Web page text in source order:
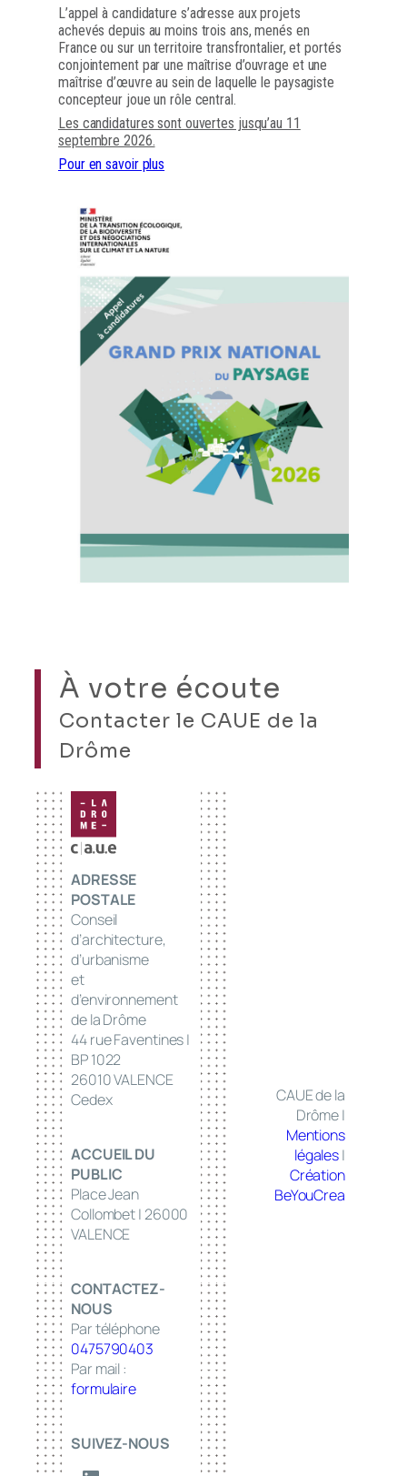
L’appel à candidature s’adresse aux projets
achevés depuis au moins trois ans, menés en
France ou sur un territoire transfrontalier, et portés
conjointement par une maîtrise d’ouvrage et une
maîtrise d’œuvre au sein de laquelle le paysagiste
concepteur joue un rôle central.
Les candidatures sont ouvertes jusqu’au 11
septembre 2026.
Pour en savoir plus
À votre écoute
Contacter le CAUE de la
Drôme
ADRESSE
POSTALE
Conseil
d’architecture,
d’urbanisme
et
d’environnement
de la Drôme
44 rue Faventines |
BP 1022
26010 VALENCE
Cedex
ACCUEIL DU
PUBLIC
Place Jean
Collombet | 26000
VALENCE
CONTACTEZ-
NOUS
Par téléphone
0475790403
Par mail :
formulaire
SUIVEZ-NOUS
CAUE de la
Drôme |
Mentions
légales|
Création
BeYouCrea